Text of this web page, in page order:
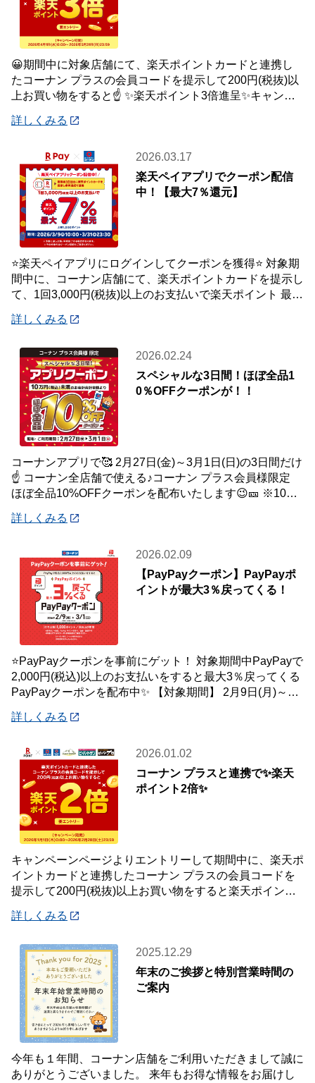
😀期間中に対象店舗にて、楽天ポイントカードと連携し
たコーナン プラスの会員コードを提示して200円(税抜)以
上お買い物をすると☝️ ✨楽天ポイント3倍進呈✨キャンペ
詳しくみる
2026.03.17
楽天ペイアプリでクーポン配信
中！【最大7％還元】
⭐楽天ペイアプリにログインしてクーポンを獲得⭐ 対象期
間中に、コーナン店舗にて、楽天ポイントカードを提示し
て、1回3,000円(税抜)以上のお支払いで楽天ポイント 最大
詳しくみる
2026.02.24
スペシャルな3日間！ほぼ全品1
0％OFFクーポンが！！
コーナンアプリで🥰 2月27日(金)～3月1日(日)の3日間だけ
☝️ コーナン全店舗で使える♪コーナン プラス会員様限定
ほぼ全品10%OFFクーポンを配布いたします😉🎫 ※10万
詳しくみる
2026.02.09
【PayPayクーポン】PayPayポ
イントが最大3％戻ってくる！
⭐PayPayクーポンを事前にゲット！ 対象期間中PayPayで
2,000円(税込)以上のお支払いをすると最大3％戻ってくる
PayPayクーポンを配布中✨ 【対象期間】 2月9日(月)～3
詳しくみる
2026.01.02
コーナン プラスと連携で✨楽天
ポイント2倍✨
キャンペーンページよりエントリーして期間中に、楽天ポ
イントカードと連携したコーナン プラスの会員コードを
提示して200円(税抜)以上お買い物をすると楽天ポイント2
詳しくみる
2025.12.29
年末のご挨拶と特別営業時間の
ご案内
今年も１年間、コーナン店舗をご利用いただきまして誠に
ありがとうございました。 来年もお得な情報をお届けし